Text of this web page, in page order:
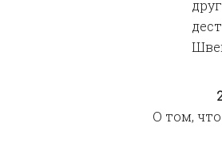
О том,